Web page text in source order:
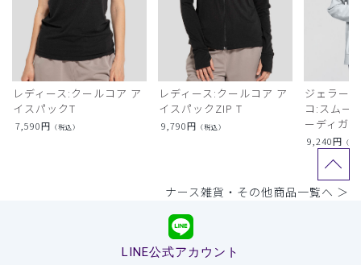
レディース:クールコア ア
イスパックT
7,590円 （税込）
レディース:クールコア ア
イスパックZIP T
9,790円 （税込）
ジェラー
コ:スムー
ーディガン
9,240円 （税
ナース雑貨・その他商品一覧へ ＞
LINE公式アカウント